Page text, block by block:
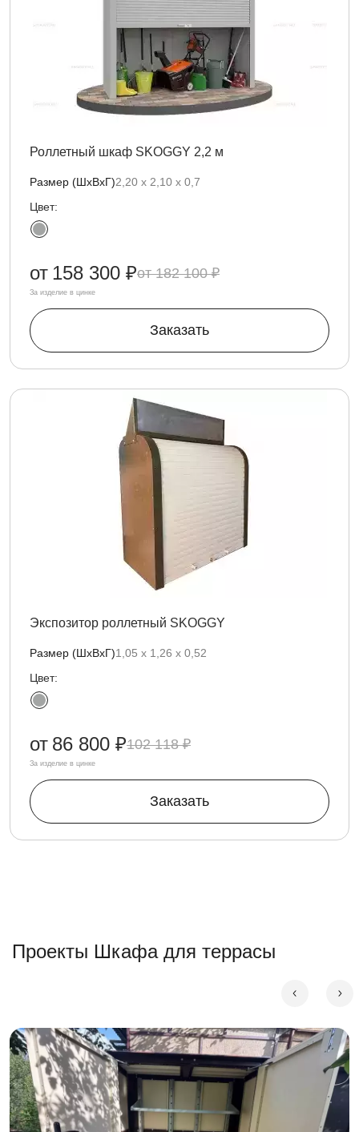
Роллетный шкаф SKOGGY 2,2 м
Размер (ШхВхГ)2,20 х 2,10 х 0,7
Цвет:
182 100 ₽
от 158 300 ₽
За изделие в цинке
Заказать
Экспозитор роллетный SKOGGY
Размер (ШхВхГ)1,05 х 1,26 х 0,52
Цвет:
102 118 ₽
от 86 800 ₽
За изделие в цинке
Заказать
Проекты Шкафа для террасы